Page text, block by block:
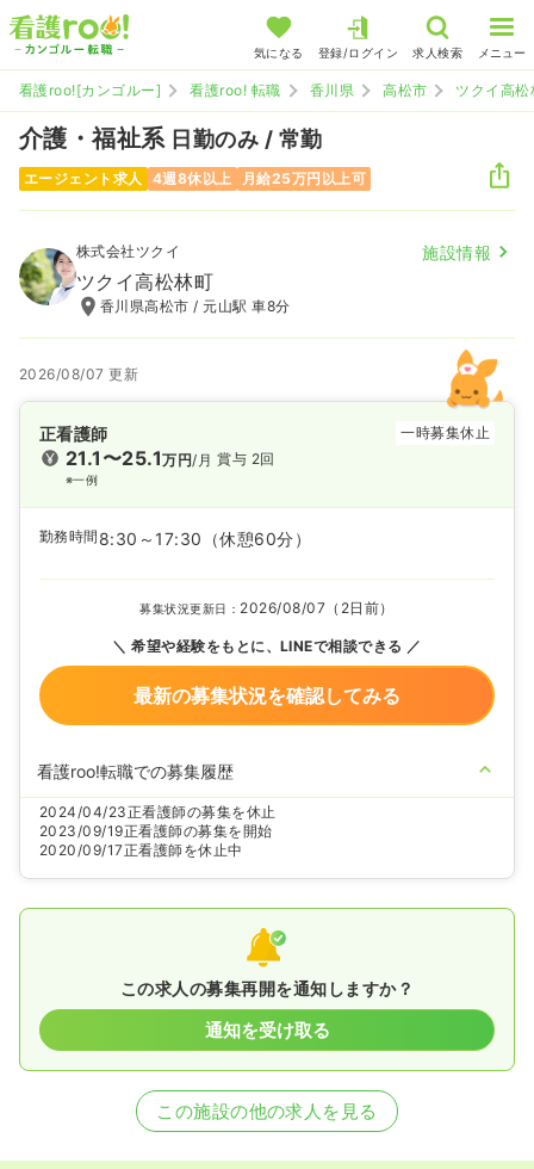
気になる 登録/ログイン 求人検索 メニュー
看護roo![カンゴルー] 看護roo! 転職 香川県 高松市 ツクイ高松
介護・福祉系 日勤のみ / 常勤
エージェント求人 4週8休以上 月給25万円以上可
株式会社ツクイ 施設情報
ツクイ高松林町
香川県高松市 / 元山駅 車8分
2026/08/07 更新
正看護師 一時募集休止
21.1〜25.1万円/月
※一例
賞与 2回
勤務時間 8:30～17:30 （休憩60分）
募集状況更新日： 2026/08/07（2日前）
希望や経験をもとに、LINEで相談できる
最新の募集状況を確認してみる
看護roo!転職での募集履歴
2024/04/23正看護師の募集を休止
2023/09/19正看護師の募集を開始
2020/09/17正看護師を休止中
この求人の募集再開を通知しますか？
通知を受け取る
この施設の他の求人を見る